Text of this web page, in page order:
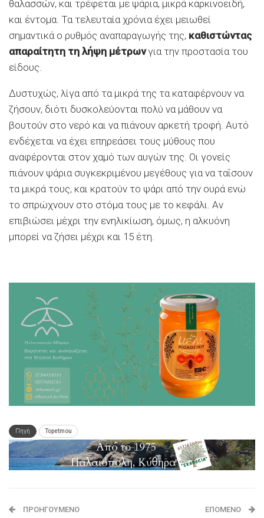
θαλασσών, και τρέφεται με ψάρια, μικρά καρκινοειδή,
και έντομα. Τα τελευταία χρόνια έχει μειωθεί
σημαντικά ο ρυθμός αναπαραγωγής της, καθιστώντας
απαραίτητη τη λήψη μέτρωνγια την προστασία του
είδους.
Δυστυχώς, λίγα από τα μικρά της τα καταφέρνουν να
ζήσουν, διότι δυσκολεύονται πολύ να μάθουν να
βουτούν στο νερό και να πιάνουν αρκετή τροφή. Αυτό
ενδέχεται να έχει επηρεάσει τους μύθους που
αναφέρονται στον χαμό των αυγών της. Οι γονείς
πιάνουν ψάρια συγκεκριμένου μεγέθους για να ταΐσουν
τα μικρά τους, και κρατούν το ψάρι από την ουρά ενώ
το σπρώχνουν στο στόμα τους με το κεφάλι. Αν
επιβιώσει μέχρι την ενηλικίωση, όμως, η αλκυόνη
μπορεί να ζήσει μέχρι και 15 έτη.
Πηγή Topetmou
ΠΡΟΗΓΟΎΜΕΝΟ ΕΠΌΜΕΝΟ